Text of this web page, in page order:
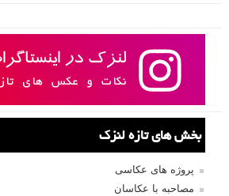
بخش های تازه لنزک
پروژه های عکاسی
مصاحبه با عکاسان